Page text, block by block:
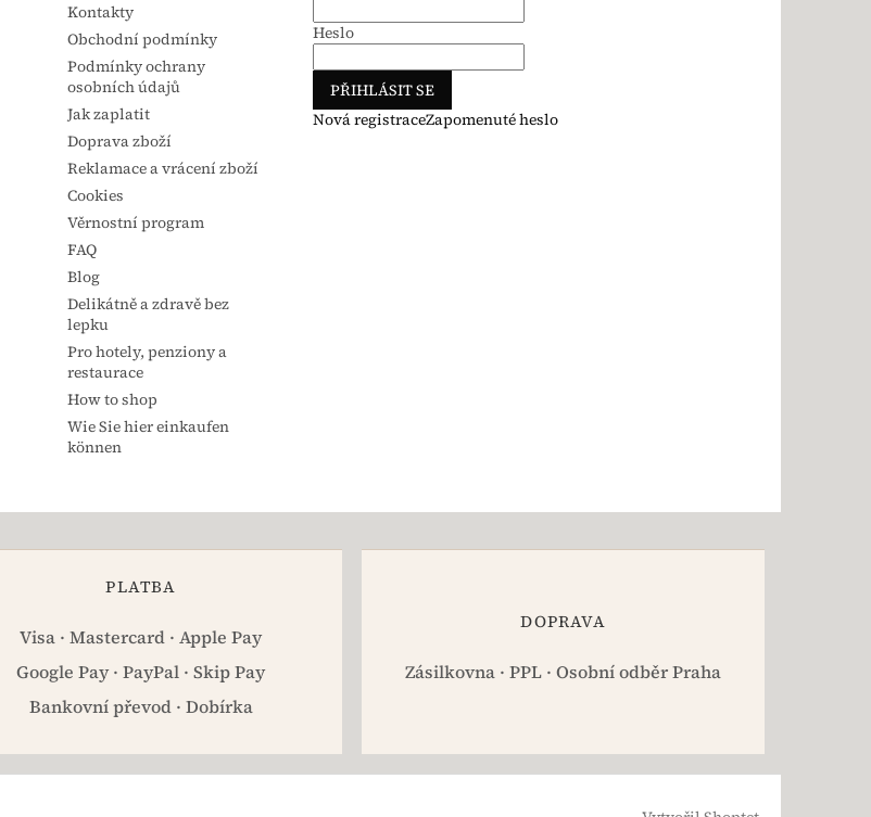
Kontakty
Obchodní podmínky
Podmínky ochrany
osobních údajů
Jak zaplatit
Doprava zboží
Reklamace a vrácení zboží
Cookies
Věrnostní program
FAQ
Blog
Delikátně a zdravě bez
lepku
Pro hotely, penziony a
restaurace
How to shop
Wie Sie hier einkaufen
können
Heslo
PŘIHLÁSIT SE
Nová registraceZapomenuté heslo
PLATBA
Visa · Mastercard · Apple Pay
Google Pay · PayPal · Skip Pay
Bankovní převod · Dobírka
DOPRAVA
Zásilkovna · PPL · Osobní odběr Praha